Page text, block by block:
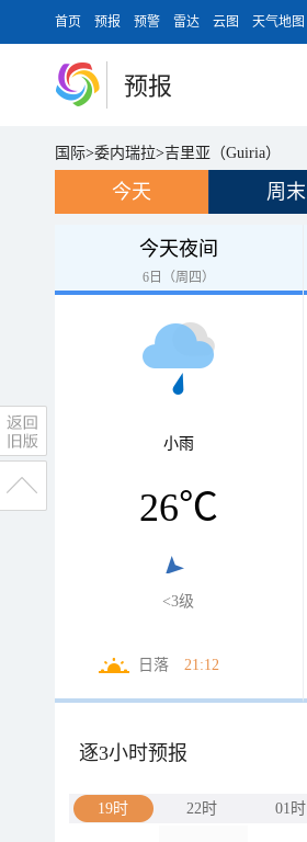
首页 预报 预警 雷达 云图 天气地图
预报
国际>委内瑞拉>吉里亚（Guiria）
今天 周末
今天夜间
6日（周四）
小雨
26℃
<3级
日落 21:12
逐3小时预报
19时 22时 01时